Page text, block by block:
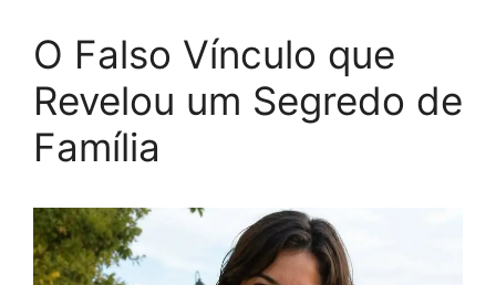
O Falso Vínculo que
Revelou um Segredo de
Família